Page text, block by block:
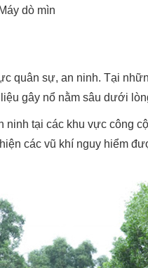
Máy dò mìn
quân sự, an ninh. Tại
gây nổ nằm sâu dưới
tại các khu vực công
các vũ khí nguy hiểm